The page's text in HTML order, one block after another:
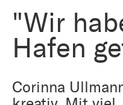
"Wir
Hafen
Corinna
Kirche und Geld
Reformprozess
Arbeiten bei
Kirchenjahr
Aktiv gegen
Bildung und